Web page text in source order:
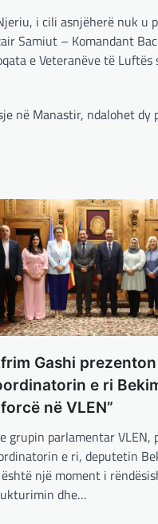
i cili asnjëherë nuk u
Samiut – Komandant
e Veteranëve të Luftës
në Manastir, ndalohet dy
Gashi prezenton
e ri
në VLEN”
grupin parlamentar VLEN,
e ri, deputetin
një moment i
dhe…